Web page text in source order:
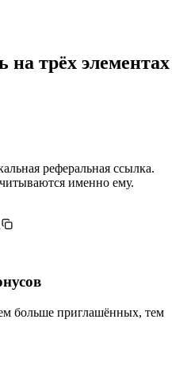
на трёх элементах
реферальная ссылка.
именно ему.
больше приглашённых, тем